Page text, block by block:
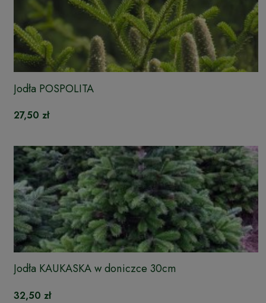
Jodła POSPOLITA
27,50 zł
Jodła KAUKASKA w doniczce 30cm
32,50 zł